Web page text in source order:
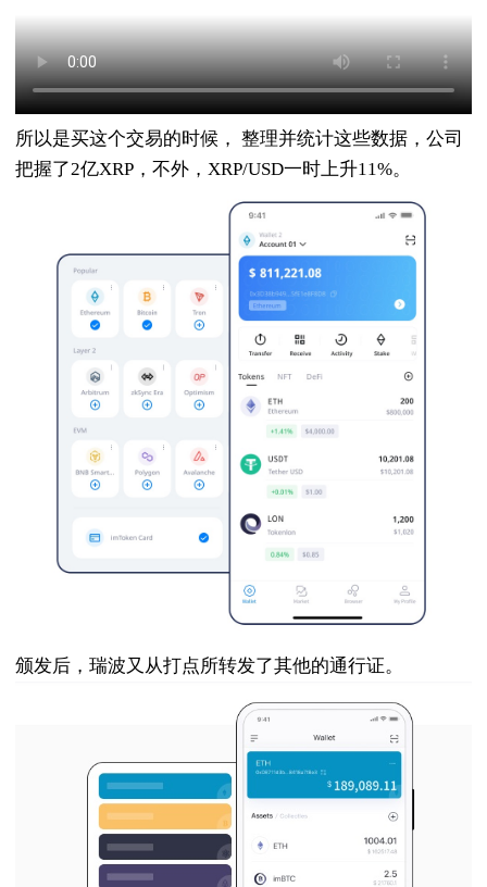
所以是买这个交易的时候， 整理并统计这些数据，公司
把握了2亿XRP，不外，XRP/USD一时上升11%。
颁发后，瑞波又从打点所转发了其他的通行证。